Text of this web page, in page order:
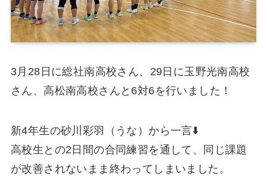
3月28日に総社南高校さん、29日に玉野光南高校
さん、高松南高校さんと6対6を行いました！
新4年生の砂川彩羽（うな）から一言⬇️
高校生との2日間の合同練習を通して、同じ課題
が改善されないまま終わってしまいました。